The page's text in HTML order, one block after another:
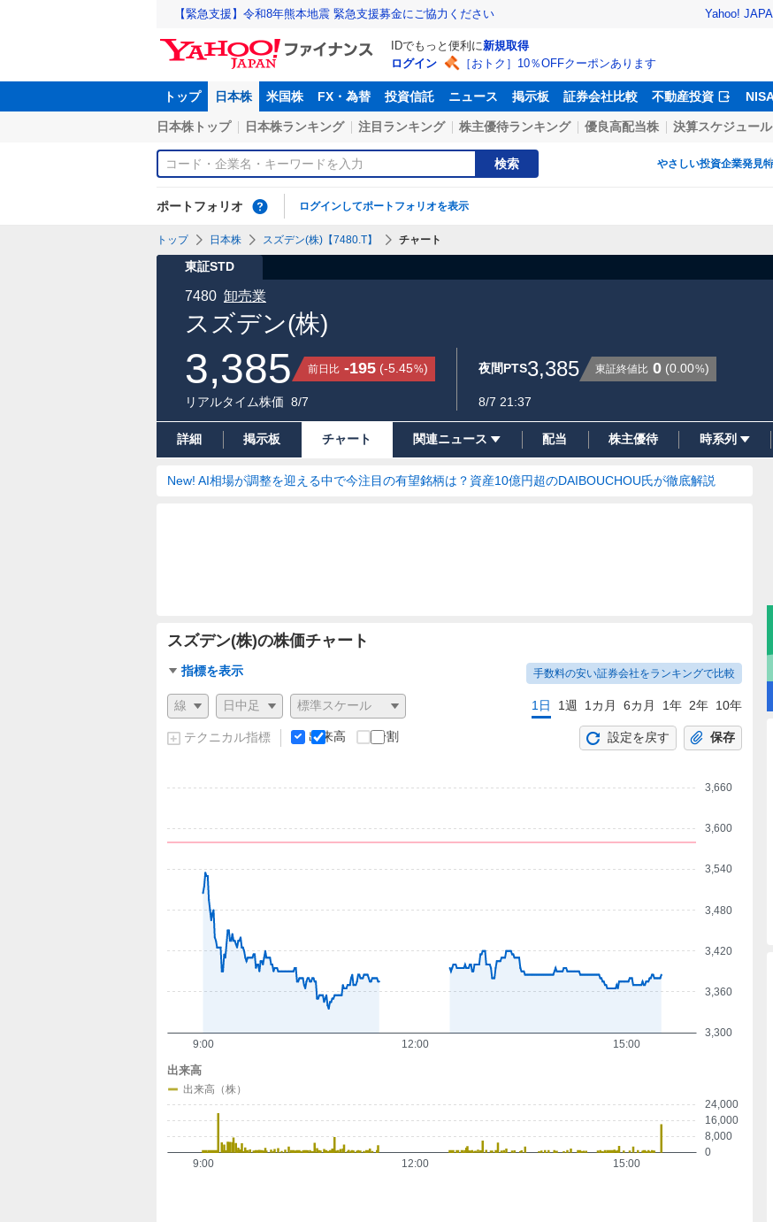
【緊急支援】令和8年熊本地震 緊急支援募金にご協力ください Yahoo!
IDでもっと便利に新規取得
ログイン
［おトク］10％OFFクーポンあります
トップ 日本株 米国株 FX・為替 投資信託 ニュース 掲示板 証券会社比較 不動産投資
日本株トップ 日本株ランキング 注目ランキング 株主優待ランキング 優良高配当株 決算スケジュール
検索 やさしい投資企業発見
ポートフォリオ ログインしてポートフォリオを表示
トップ 日本株 スズデン(株)【7480.T】 チャート
東証STD
スズデン(株)
7480 卸売業
3,385 前日比 -195 (-5.45%)
リアルタイム株価 8/7
夜間PTS3,385 東証終値比 0 (0.00%)
8/7 21:37
詳細 掲示板 チャート 関連ニュース 配当 株主優待 時系列
New! AI相場が調整を迎える中で今注目の有望銘柄は？資産10億円超のDAIBOUCHOU氏が徹底解説
スズデン(株)の株価チャート
チ
ャ
ー
ト
指
手数料の安い証券会社をランキングで比較
指標を表示
チ
ャ
ー
設
1日 1週 1カ月 6カ月 1年 2年 10年
テクニカル指標 出来高 分割 設定を戻す 保存
3,300
3,360
3,420
3,480
3,540
3,600
3,660
9:00 12:00 15:00
0
8,000
16,000
24,000
9:00 12:00 15:00
出来高
出来高（株）